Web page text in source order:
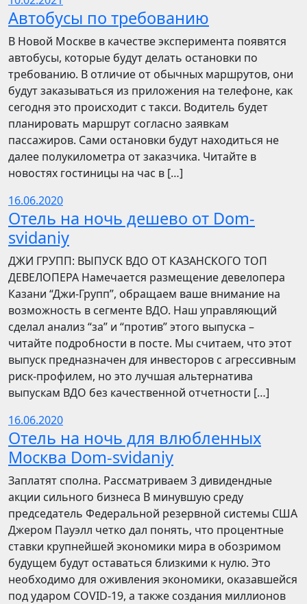
Автобусы по требованию
В Новой Москве в качестве эксперимента появятся
автобусы, которые будут делать остановки по
требованию. В отличие от обычных маршрутов, они
будут заказываться из приложения на телефоне, как
сегодня это происходит с такси. Водитель будет
планировать маршрут согласно заявкам
пассажиров. Сами остановки будут находиться не
далее полукилометра от заказчика. Читайте в
новостях гостиницы на час в […]
16.06.2020
Отель на ночь дешево от Dom-
svidaniy
​​ДЖИ ГРУПП: ВЫПУСК ВДО ОТ КАЗАНСКОГО ТОП
ДЕВЕЛОПЕРА Намечается размещение девелопера
Казани “Джи-Групп”, обращаем ваше внимание на
возможность в сегменте ВДО. Наш управляющий
сделал анализ “за” и “против” этого выпуска –
читайте подробности в посте. Мы считаем, что этот
выпуск предназначен для инвесторов с агрессивным
риск-профилем, но это лучшая альтернатива
выпускам ВДО без качественной отчетности […]
16.06.2020
Отель на ночь для влюбленных
Москва Dom-svidaniy
Заплатят сполна. Рассматриваем 3 дивидендные
акции сильного бизнеса В минувшую среду
председатель Федеральной резервной системы США
Джером Пауэлл четко дал понять, что процентные
ставки крупнейшей экономики мира в обозримом
будущем будут оставаться близкими к нулю. Это
необходимо для оживления экономики, оказавшейся
под ударом COVID-19, а также создания миллионов